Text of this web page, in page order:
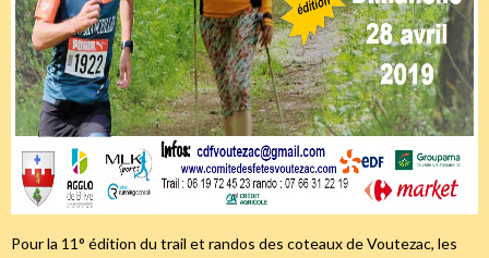
Pour la 11° édition du trail et randos des coteaux de Voutezac, les